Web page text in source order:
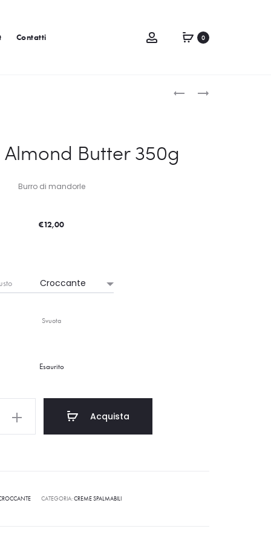
Contatti 0
Butter 350g
Burro di mandorle
€12,00
Svuota
Esaurito
Acquista
CATEGORIA:CREME SPALMABILI